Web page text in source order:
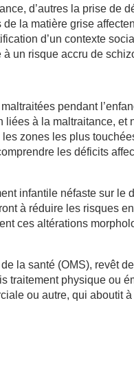
d’autres la prise de
la matière grise
d’un contexte
un risque accru de
pendant
liées à la maltraitance, et
zones les plus
les déficits
infantile néfaste sur le
à réduire les risques
ces altérations
la santé (OMS), revêt
traitement physique ou
ou autre, qui aboutit